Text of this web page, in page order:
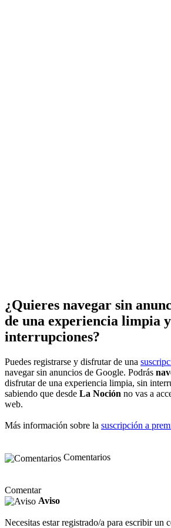
¿Quieres navegar sin
de una experiencia limpia
interrupciones?
Puedes registrarse y disfrutar de una
navegar sin anuncios de Google. Podrás
disfrutar de una experiencia limpia, sin
sabiendo que desde La Noción no vas a
web.
Más información sobre la suscripción a
Comentarios
Comentar
Aviso
Necesitas estar registrado/a para escribir un